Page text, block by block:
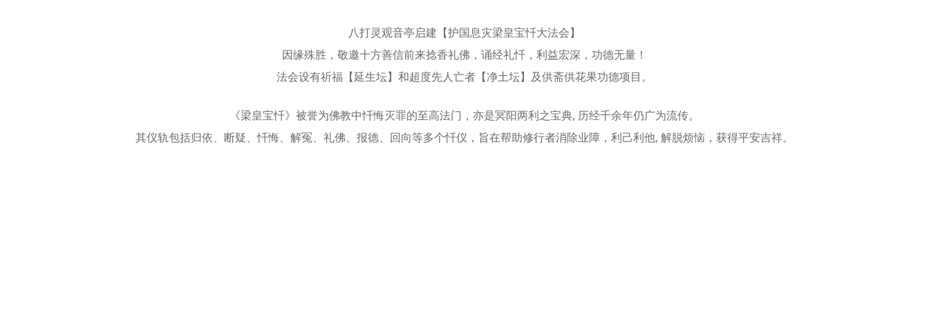
八打灵观音亭启建【护国息灾梁皇宝忏大法会】
因缘殊胜，敬邀十方善信前来捻香礼佛，诵经礼忏，利益宏深，功德无量！
法会设有祈福【延生坛】和超度先人亡者【净土坛】及供斋供花果功德项目。
《梁皇宝忏》被誉为佛教中忏悔灭罪的至高法门，亦是冥阳两利之宝典, 历经千余年仍广为流传。
其仪轨包括归依、断疑、忏悔、解冤、礼佛、报德、回向等多个忏仪，旨在帮助修行者消除业障，利己利他, 解脱烦恼，获得平安吉祥。